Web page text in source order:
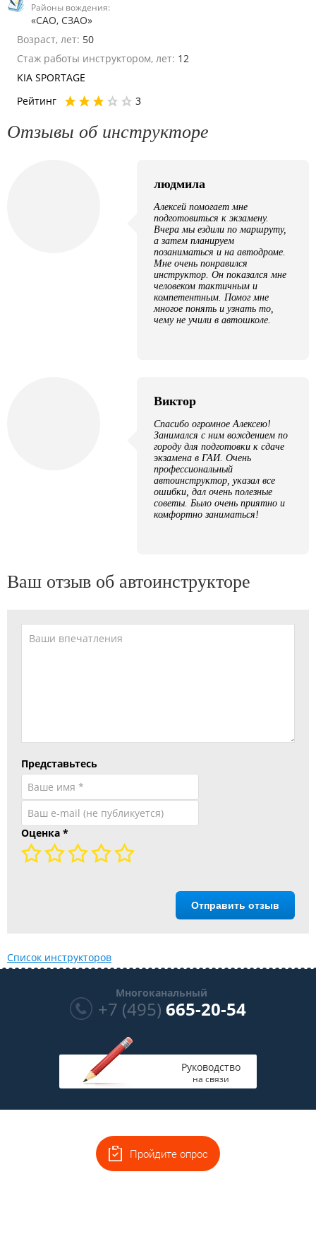
Районы вождения:
«САО, СЗАО»
Возраст, лет: 50
Стаж работы инструктором, лет: 12
KIA SPORTAGE
Рейтинг
3
Отзывы об инструкторе
людмила
Алексей помогает мне
подготовиться к экзамену.
Вчера мы ездили по маршруту,
а затем планируем
позаниматься и на автодроме.
Мне очень понравился
инструктор. Он показался мне
человеком тактичным и
компетентным. Помог мне
многое понять и узнать то,
чему не учили в автошколе.
Виктор
Спасибо огромное Алексею!
Занимался с ним вождением по
городу для подготовки к сдаче
экзамена в ГАИ. Очень
профессиональный
автоинструктор, указал все
ошибки, дал очень полезные
советы. Было очень приятно и
комфортно заниматься!
Ваш отзыв об автоинструкторе
Представьтесь
Оценка *
Отправить отзыв
Список инструкторов
Многоканальный
+7 (495) 665-20-54
Руководство
на связи
Пройдите опрос